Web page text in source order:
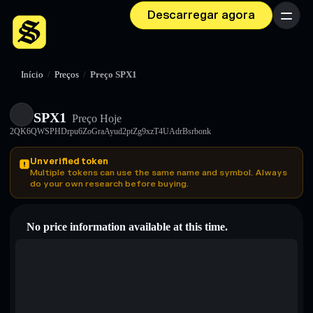
Descarregar agora Menu
Início / Preços / Preço SPX1
SPX1 Preço Hoje
2QK6QWSPHDrpu6ZoGraAyud2ptZg9xzT4UAdrBsrbonk
Unverified token
Multiple tokens can use the same name and symbol. Always
do your own research before buying.
No price information available at this time.